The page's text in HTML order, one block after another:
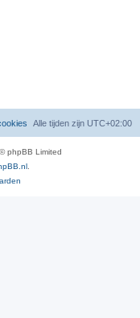
Alle tijden zijn UTC+02:00
phpBB Limited